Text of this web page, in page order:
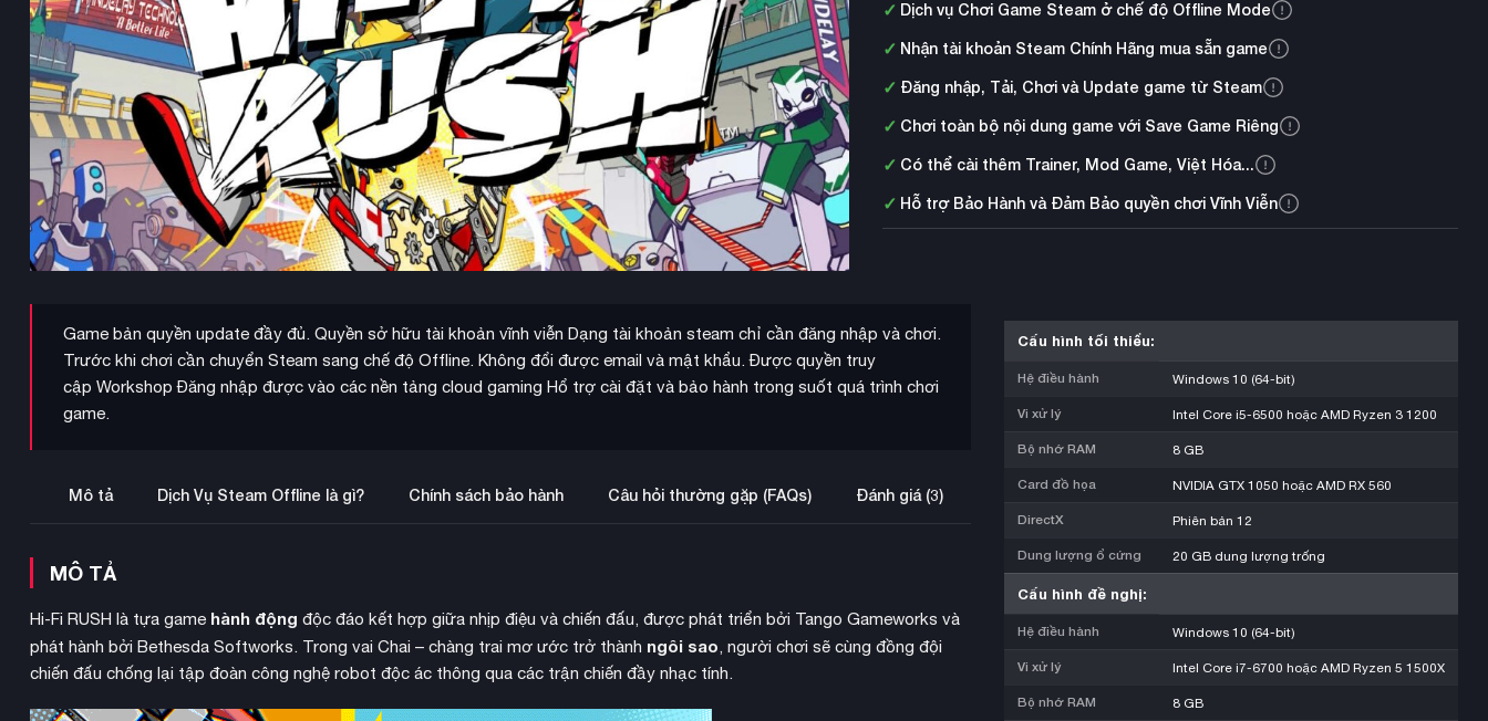
✓ Dịch vụ Chơi Game Steam ở chế độ Offline Mode
✓ Nhận tài khoản Steam Chính Hãng mua sẵn game
✓ Đăng nhập, Tải, Chơi và Update game từ Steam
✓ Chơi toàn bộ nội dung game với Save Game Riêng
✓ Có thể cài thêm Trainer, Mod Game, Việt Hóa...
✓ Hỗ trợ Bảo Hành và Đảm Bảo quyền chơi Vĩnh Viễn
Game bản quyền update đầy đủ. Quyền sở hữu tài khoản vĩnh viễn Dạng tài khoản steam chỉ cần đăng nhập và chơi.
Trước khi chơi cần chuyển Steam sang chế độ Offline. Không đổi được email và mật khẩu. Được quyền truy
cập Workshop Đăng nhập được vào các nền tảng cloud gaming Hổ trợ cài đặt và bảo hành trong suốt quá trình chơi
game.
Mô tả Dịch Vụ Steam Offline là gì? Chính sách bảo hành Câu hỏi thường gặp (FAQs) Đánh giá (3)
MÔ TẢ
Hi-Fi RUSH là tựa game hành động độc đáo kết hợp giữa nhịp điệu và chiến đấu, được phát triển bởi Tango Gameworks và
phát hành bởi Bethesda Softworks. Trong vai Chai – chàng trai mơ ước trở thành ngôi sao, người chơi sẽ cùng đồng đội
chiến đấu chống lại tập đoàn công nghệ robot độc ác thông qua các trận chiến đầy nhạc tính.
Cấu hình tối thiểu:
Hệ điều hành Windows 10 (64-bit)
Vi xử lý Intel Core i5-6500 hoặc AMD Ryzen 3 1200
Bộ nhớ RAM 8 GB
Card đồ họa NVIDIA GTX 1050 hoặc AMD RX 560
DirectX Phiên bản 12
Dung lượng ổ cứng 20 GB dung lượng trống
Cấu hình đề nghị:
Hệ điều hành Windows 10 (64-bit)
Vi xử lý Intel Core i7-6700 hoặc AMD Ryzen 5 1500X
Bộ nhớ RAM 8 GB